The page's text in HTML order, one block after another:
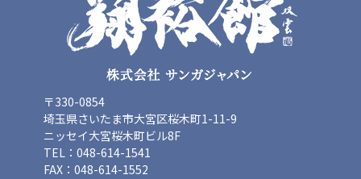
〒330-0854
埼玉県さいたま市大宮区桜木町1-11-9
ニッセイ大宮桜木町ビル8F
TEL：048-614-1541
FAX：048-614-1552